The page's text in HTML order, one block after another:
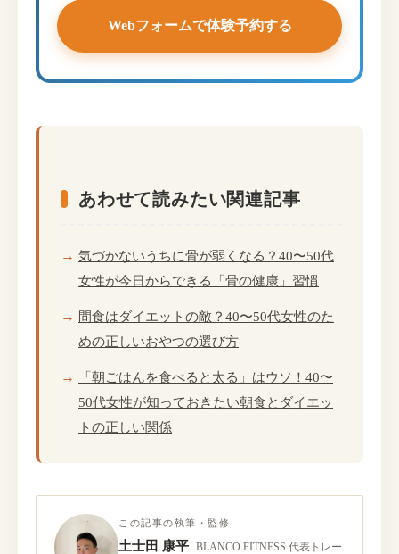
Webフォームで体験予約する
あわせて読みたい関連記事
気づかないうちに骨が弱くなる？40〜50代
女性が今日からできる「骨の健康」習慣
間食はダイエットの敵？40〜50代女性のた
めの正しいおやつの選び方
「朝ごはんを食べると太る」はウソ！40〜
50代女性が知っておきたい朝食とダイエッ
トの正しい関係
この記事の執筆・監修
土士田 康平 BLANCO FITNESS 代表トレー